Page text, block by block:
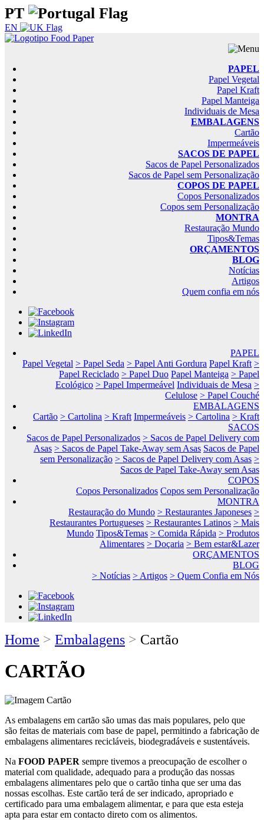
PT
EN
PAPEL
Papel Vegetal
Papel Kraft
Papel Manteiga
Individuais de Mesa
EMBALAGENS
Cartão
Impermeáveis
SACOS DE PAPEL
Sacos de Papel Personalizados
Sacos de Papel sem Personalização
COPOS DE PAPEL
Copos Personalizados
Copos sem Personalização
MONTRA
Restauração Mundo
Tipos&Temas
ORÇAMENTOS
BLOG
Notícias
Artigos
Quem confia em nós
PAPEL
Papel Vegetal > Papel Seda > Papel Anti Gordura Papel Kraft >
Papel Reciclado > Papel Duo Papel Manteiga > Papel
Ecológico > Papel Impermeável Individuais de Mesa >
Celulose > Papel Couché
EMBALAGENS
Cartão > Cartolina > Kraft Impermeáveis > Cartolina > Kraft
SACOS
Sacos de Papel Personalizados > Sacos de Papel Delivery com
Asas > Sacos de Papel Take-Away sem Asas Sacos de Papel
sem Personalização > Sacos de Papel Delivery com Asas >
Sacos de Papel Take-Away sem Asas
COPOS
Copos Personalizados Copos sem Personalização
MONTRA
Restauração do Mundo > Restaurantes Japoneses >
Restaurantes Portugueses > Restaurantes Latinos > Mais
Mundo Tipos&Temas > Comida Rápida > Produtos
Alimentares > Doçaria > Bem estar&Lazer
ORÇAMENTOS
BLOG
> Notícias > Artigos > Quem Confia em Nós
Home > Embalagens > Cartão
CARTÃO
As embalagens em cartão são umas das mais populares, pelo que
são feitas de materiais com base de papel, permitindo a fabricação de
embalagens alimentares recicláveis, biodegradáveis e sustentáveis.
Na FOOD PAPER sempre tivemos a preocupação de escolher o
material com qualidade, adequado para a produção das nossas
embalagens alimentares pelo que o cartão tinha que ser uma das
nossas escolhas. Este cartão terá de ser indicado, apropriado e
certificado para uma embalagem alimentar, e para que esta esteja
apta para estar em contacto direto com os alimentos.